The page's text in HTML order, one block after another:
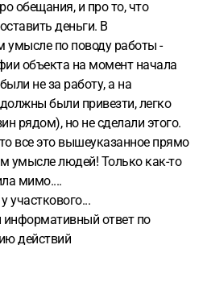
обещания, и про то, что
деньги. В
умысле по поводу работы -
объекта на момент начала
не за работу, а на
были привезти, легко
рядом), но не сделали этого.
все это вышеуказанное прямо
умысле людей! Только как-то
мимо....
участкового...
информативный ответ по
действий